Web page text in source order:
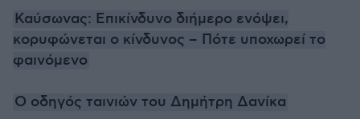
Καύσωνας: Επικίνδυνο διήμερο ενόψει,
κορυφώνεται ο κίνδυνος – Πότε υποχωρεί το
φαινόμενο
Ο οδηγός ταινιών του Δημήτρη Δανίκα